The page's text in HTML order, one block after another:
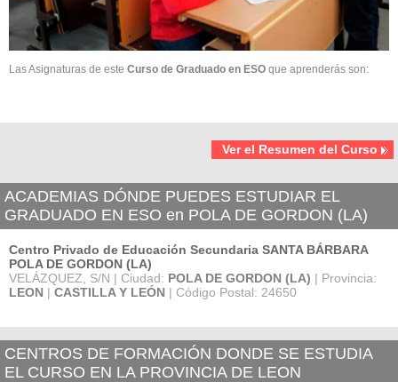
Las Asignaturas de este Curso de Graduado en ESO que aprenderás son:
Ver el Resumen del Curso
ACADEMIAS DÓNDE PUEDES ESTUDIAR EL
GRADUADO EN ESO en POLA DE GORDON (LA)
Centro Privado de Educación Secundaria SANTA BÁRBARA
POLA DE GORDON (LA)
VELÁZQUEZ, S/N | Ciudad: POLA DE GORDON (LA) | Provincia:
LEON | CASTILLA Y LEÓN | Código Postal: 24650
CENTROS DE FORMACIÓN DONDE SE ESTUDIA
EL CURSO EN LA PROVINCIA DE LEON